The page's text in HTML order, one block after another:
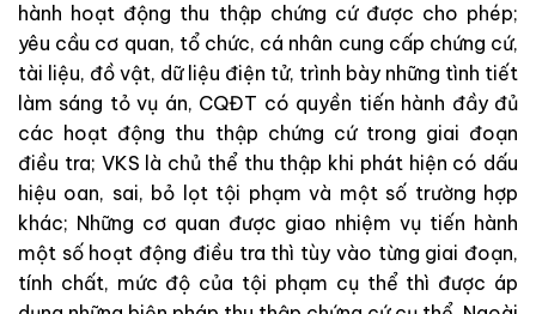
hành hoạt động thu thập chứng cứ được cho phép;
yêu cầu cơ quan, tổ chức, cá nhân cung cấp chứng cứ,
tài liệu, đồ vật, dữ liệu điện tử, trình bày những tình tiết
làm sáng tỏvụ án, CQĐT có quyền tiến hành đầy đủ
các hoạt động thu thập chứng cứ trong giai đoạn
điều tra; VKS là chủ thể thu thập khi phát hiện có dấu
hiệu oan, sai, bỏ lọt tội phạmvà một số trường hợp
khác; Những cơ quan được giao nhiệm vụ tiến hành
một số hoạt động điều tra thì tùy vào từng giai đoạn,
tính chất, mức độ của tội phạm cụ thể thì được áp